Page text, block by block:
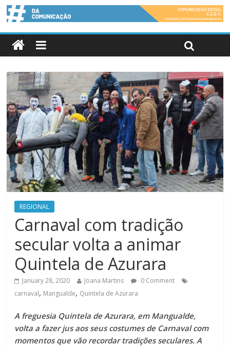
REGIONAL
Carnaval com tradição
secular volta a animar
Quintela de Azurara
January 28, 2020 Joana Martins
0 Comment
carnaval, Mangualde, Quintela de Azurara
A freguesia Quintela de Azurara, em Mangualde,
volta a fazer jus aos seus costumes de Carnaval com
momentos que vão recordar tradições seculares. A